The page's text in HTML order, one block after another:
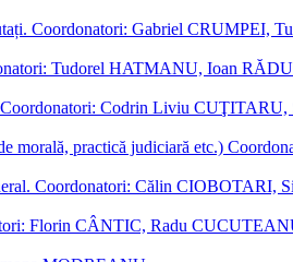
Coordonatori: Gabriel CRUMPEI,
Tudorel HATMANU, Ioan
Coordonatori: Codrin Liviu CUŢITARU,
morală, practică judiciară etc.)
Coordonatori: Călin CIOBOTARI,
Florin CÂNTIC, Radu